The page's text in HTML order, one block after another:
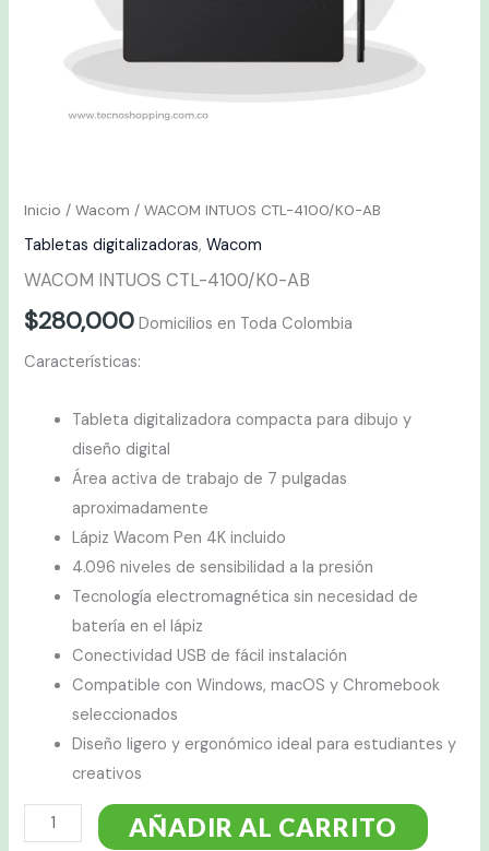
Inicio /Wacom / WACOM INTUOS CTL-4100/K0-AB
Tabletas digitalizadoras,Wacom
WACOM INTUOS CTL-4100/K0-AB
$280,000 Domicilios en Toda Colombia
Características:
Tableta digitalizadora compacta para dibujo y
diseño digital
Área activa de trabajo de 7 pulgadas
aproximadamente
Lápiz Wacom Pen 4K incluido
4.096 niveles de sensibilidad a la presión
Tecnología electromagnética sin necesidad de
batería en el lápiz
Conectividad USB de fácil instalación
Compatible con Windows, macOS y Chromebook
seleccionados
Diseño ligero y ergonómico ideal para estudiantes y
creativos
AÑADIR AL CARRITO